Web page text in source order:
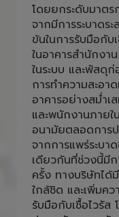
โดยยกระดับมาตร
จากมีการระบาดร
ข้นในการรับมือกับ
ในอาคารสำนักง
ในระบบ และพัสดุก่
การทำความสะอ
อาคารอย่างสม่ำ
และพนักงานภาย
อนามัยตลอดการ
จากการแพร่ระบ
เดียวกันที่ช่วงนี้มี
ครั้ง ทางบริษัทไ
ใกล้ชิด และเพิ่มค
รับมือกับเชื้อไวรัส